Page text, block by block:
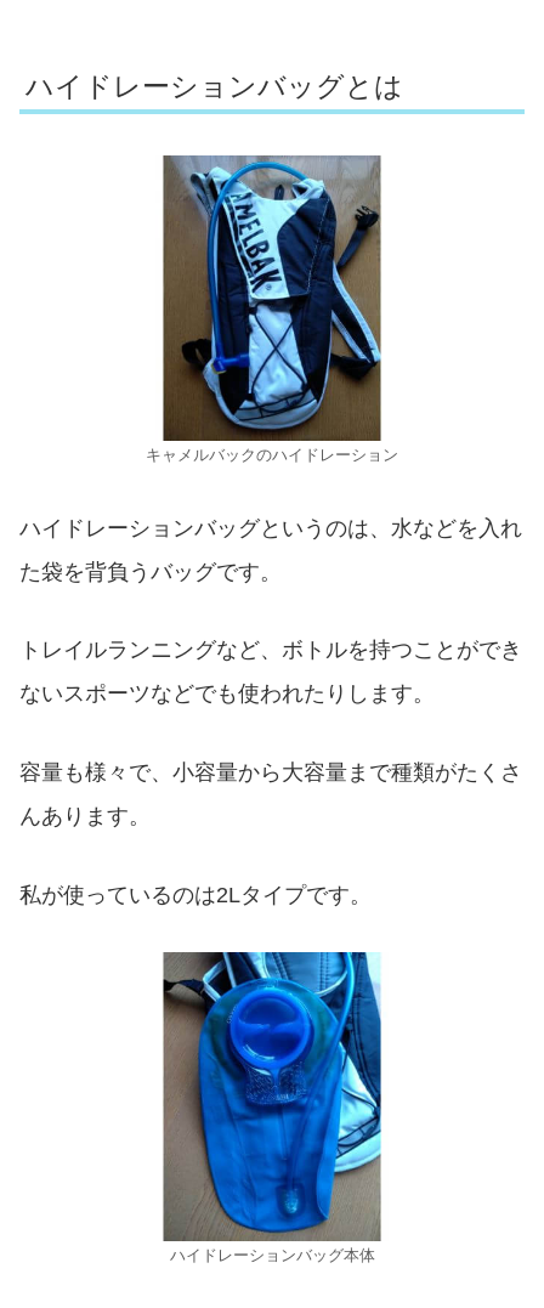
ハイドレーションバッグとは
キャメルバックのハイドレーション
ハイドレーションバッグというのは、水などを入れ
た袋を背負うバッグです。
トレイルランニングなど、ボトルを持つことができ
ないスポーツなどでも使われたりします。
容量も様々で、小容量から大容量まで種類がたくさ
んあります。
私が使っているのは2Lタイプです。
ハイドレーションバッグ本体